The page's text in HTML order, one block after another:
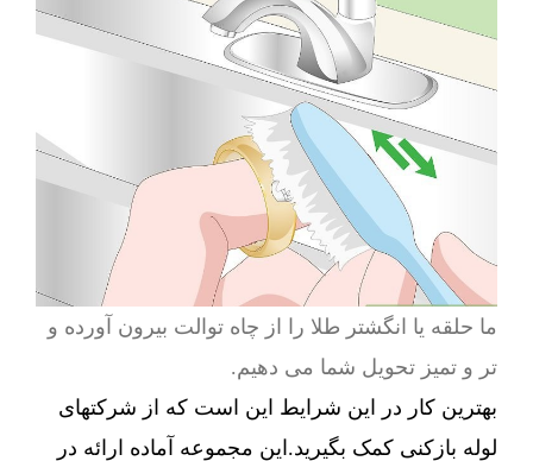
ما حلقه یا انگشتر طلا را از چاه توالت بیرون آورده و
تر و تمیز تحویل شما می دهیم.
بهترین کار در این شرایط این است که از شرکتهای
لوله بازکنی کمک بگیرید.این مجموعه آماده ارائه در